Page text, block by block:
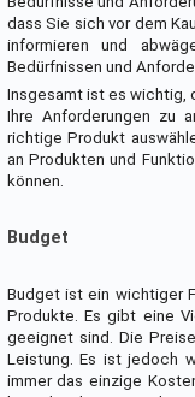
dass Sie sich vor dem
informieren und
Bedürfnissen und
Insgesamt ist es wichtig,
Ihre Anforderungen zu
richtige Produkt
an Produkten und
können.
Budget
Budget ist ein wichtiger
Produkte. Es gibt eine
geeignet sind. Die
Leistung. Es ist jedoch
immer das einzige